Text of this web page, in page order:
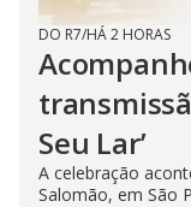
DO R7/HÁ 2 HORAS
Seu Lar’
A celebração
Salomão, em São